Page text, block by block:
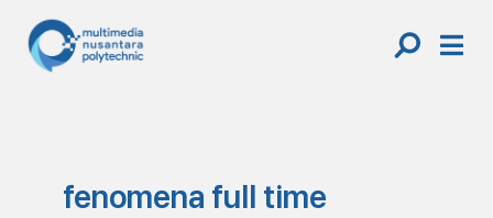
content
fenomena full time